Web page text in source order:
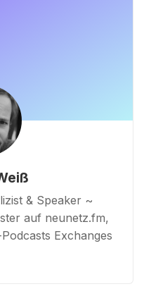
& Speaker ~
auf neunetz.fm,
Exchanges